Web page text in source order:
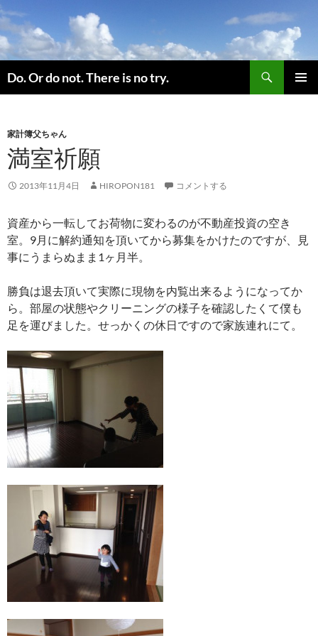
コ
ン
テ
ン
ツ
へ
キ
プ
Do. Or do not. There is no try.
索
家計簿父ちゃん
満室祈願
2013年11月4日 HIROPON181 コメントする
資産から一転してお荷物に変わるのが不動産投資の空き
室。9月に解約通知を頂いてから募集をかけたのですが、見
事にうまらぬまま1ヶ月半。
勝負は退去頂いて実際に現物を内覧出来るようになってか
ら。部屋の状態やクリーニングの様子を確認したくて僕も
足を運びました。せっかくの休日ですので家族連れにて。